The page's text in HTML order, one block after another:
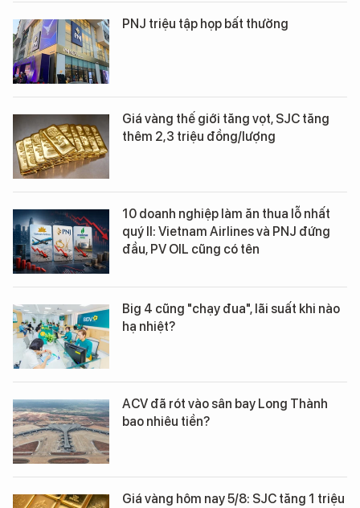
PNJ triệu tập họp bất thường
Giá vàng thế giới tăng vọt, SJC tăng
thêm 2,3 triệu đồng/lượng
10 doanh nghiệp làm ăn thua lỗ nhất
quý II: Vietnam Airlines và PNJ đứng
đầu, PV OIL cũng có tên
Big 4 cũng "chạy đua", lãi suất khi nào
hạ nhiệt?
ACV đã rót vào sân bay Long Thành
bao nhiêu tiền?
Giá vàng hôm nay 5/8: SJC tăng 1 triệu